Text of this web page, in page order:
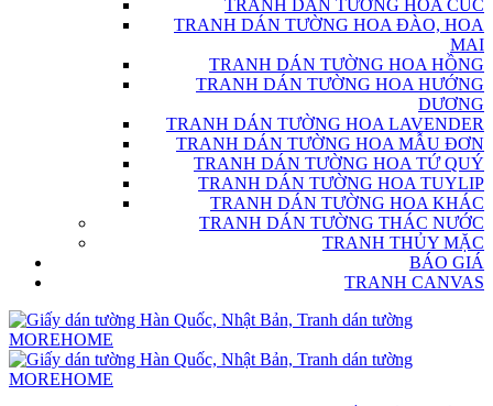
TRANH DÁN TƯỜNG HOA CÚC
TRANH DÁN TƯỜNG HOA ĐÀO, HOA
MAI
TRANH DÁN TƯỜNG HOA HỒNG
TRANH DÁN TƯỜNG HOA HƯỚNG
DƯƠNG
TRANH DÁN TƯỜNG HOA LAVENDER
TRANH DÁN TƯỜNG HOA MẪU ĐƠN
TRANH DÁN TƯỜNG HOA TỨ QUÝ
TRANH DÁN TƯỜNG HOA TUYLIP
TRANH DÁN TƯỜNG HOA KHÁC
TRANH DÁN TƯỜNG THÁC NƯỚC
TRANH THỦY MẶC
BÁO GIÁ
TRANH CANVAS